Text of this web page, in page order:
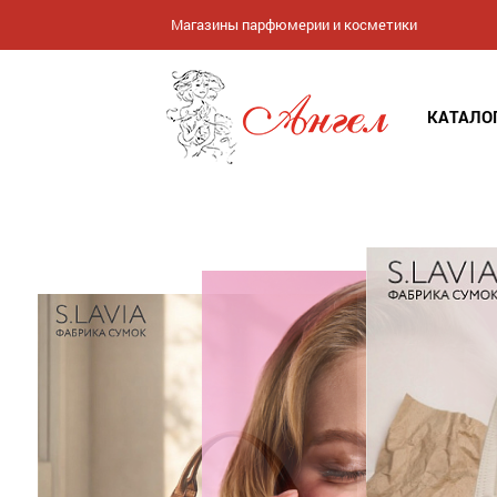
Магазины парфюмерии и косметики